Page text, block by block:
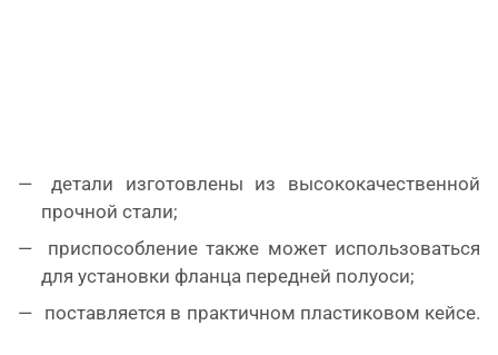
прочной стали;
для установки фланца передней полуоси;
поставляется в практичном пластиковом кейсе.